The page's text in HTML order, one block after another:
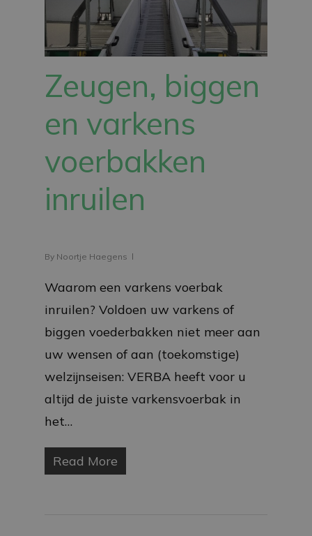
Zeugen, biggen
en varkens
voerbakken
inruilen
By Noortje Haegens
Waarom een varkens voerbak
inruilen? Voldoen uw varkens of
biggen voederbakken niet meer aan
uw wensen of aan (toekomstige)
welzijnseisen: VERBA heeft voor u
altijd de juiste varkensvoerbak in
het…
Read More